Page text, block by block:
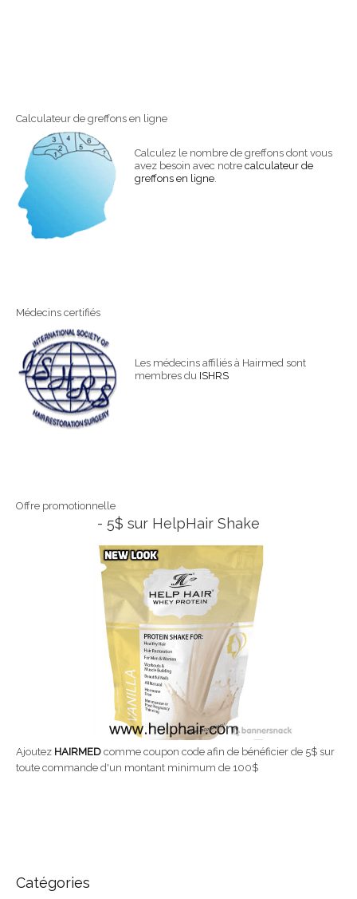
Calculateur de greffons en ligne
Calculez le nombre de greffons dont vous
avez besoin avec notre calculateur de
greffons en ligne.
Médecins certifiés
Les médecins affiliés à Hairmed sont
membres du ISHRS
Offre promotionnelle
- 5$ sur HelpHair Shake
Ajoutez HAIRMED comme coupon code afin de bénéficier de 5$ sur
toute commande d'un montant minimum de 100$
Catégories